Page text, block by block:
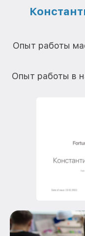
Опыт работы
Опыт работы в